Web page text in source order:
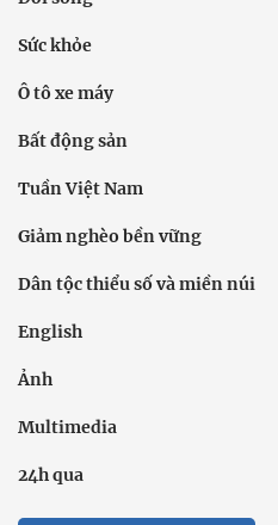
Sức khỏe
Ô tô xe máy
Bất động sản
Tuần Việt Nam
Giảm nghèo bền vững
Dân tộc thiểu số và miền núi
English
Ảnh
Multimedia
24h qua